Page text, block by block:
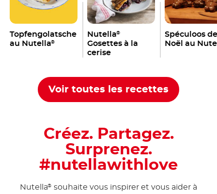
Topfengolatsche
au Nutella®
Nutella®
Gosettes à la
cerise
Spéculoos de
Noël au
Voir toutes les recettes
Créez. Partagez.
Surprenez.
#nutellawithlove
Nutella® souhaite vous inspirer et vous aider à